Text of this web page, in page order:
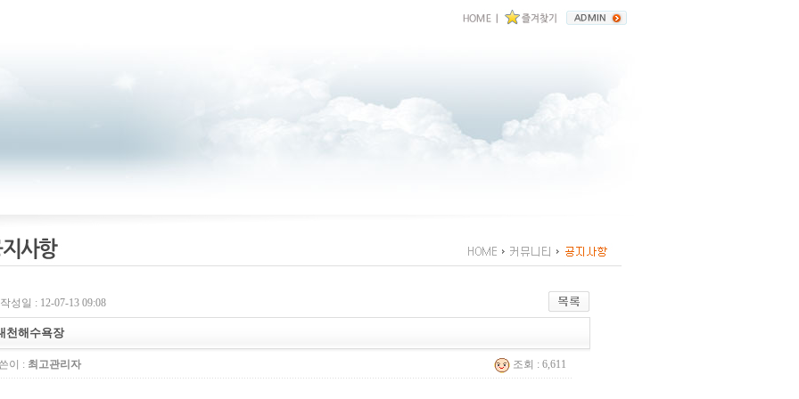
작성일 : 12-07-13 09:08
천해수욕장
이 : 최고관리자 조회 : 6,611